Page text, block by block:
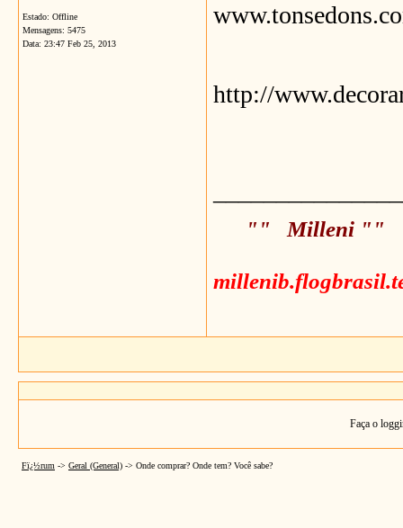
Estado: Offline
Mensagens: 5475
Data: 23:47 Feb 25, 2013
http://
"" Milleni ""
Faça o
Fï¿½rum -> Geral (General) -> Onde comprar? Onde tem? Você sabe?